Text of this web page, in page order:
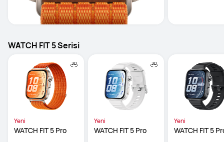
WATCH FIT 5 Serisi
Yeni
WATCH FIT 5 Pro
Yeni
WATCH FIT 5 Pro
Yeni
WATCH FIT 5